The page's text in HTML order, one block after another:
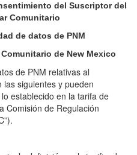
del Suscriptor del
Comunitario
de datos de PNM
de New Mexico
de PNM relativas al
siguientes y pueden
establecido en la tarifa de
Comisión de Regulación